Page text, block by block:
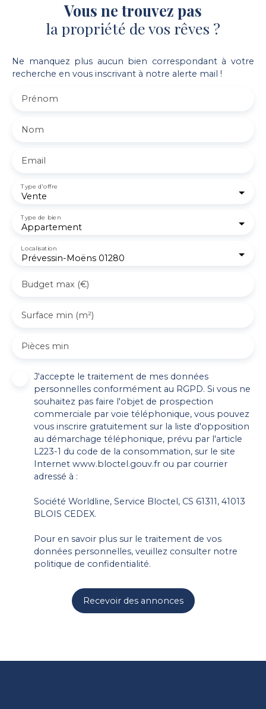
Vous ne trouvez pas
la propriété de vos rêves ?
Ne manquez plus aucun bien correspondant à votre
recherche en vous inscrivant à notre alerte mail !
Prénom
Nom
Email
Vente
Type d'offre
Appartement
Type de bien
Prévessin-Moëns 01280
Localisation
Budget max (€)
Surface min (m²)
Pièces min
J'accepte le traitement de mes données
personnelles conformément au RGPD. Si vous ne
souhaitez pas faire l'objet de prospection
commerciale par voie téléphonique, vous pouvez
vous inscrire gratuitement sur la liste d'opposition
au démarchage téléphonique, prévu par l'article
L223-1 du code de la consommation, sur le site
Internet www.bloctel.gouv.fr ou par courrier
adressé à :
Société Worldline, Service Bloctel, CS 61311, 41013
BLOIS CEDEX.
Pour en savoir plus sur le traitement de vos
données personnelles, veuillez consulter notre
politique de confidentialité.
Recevoir des annonces